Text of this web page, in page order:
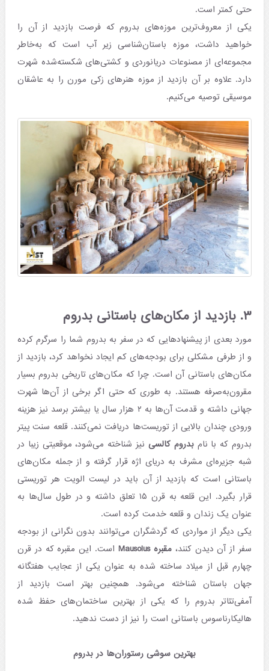
حتی کمتر است.
یکی از معروف‌ترین موزه‌های بدروم که فرصت بازدید از آن را
خواهید داشت، موزه باستان‌شناسی زیر آب است که به‌خاطر
مجموعه‌ای از مصنوعات دریانوردی و کشتی‌های شکسته‌شده‌ شهرت
دارد. علاوه بر آن بازدید از موزه هنرهای زکی مورن را به عاشقان
موسیقی توصیه می‌کنیم.
۳. بازدید از مکان‌های باستانی بدروم
مورد بعدی از پیشنهادهایی که در سفر به بدروم شما را سرگرم کرده
و از طرفی مشکلی برای بودجه‌های کم ایجاد نخواهد کرد، بازدید از
مکان‌های باستانی آن است. چرا که مکان‌های تاریخی بدروم بسیار
مقرون‌به‌صرفه هستند. به طوری که حتی اگر برخی از آن‌ها شهرت
جهانی داشته و قدمت آن‌ها به ۲ هزار سال یا بیشتر برسد نیز هزینه
ورودی چندان بالایی از توریست‌ها دریافت نمی‌کنند. قلعه سنت پیتر
بدروم که با نامبدروم کالسی نیز شناخته می‌شود، موقعیتی زیبا در
شبه جزیره‌ای مشرف به دریای اژه قرار گرفته و از جمله مکان‌های
باستانی است که بازدید از آن باید در لیست الویت هر توریستی
قرار بگیرد. این قلعه به قرن ۱۵ تعلق داشته و در طول سال‌ها به
عنوان یک زندان و قلعه خدمت کرده است.
یکی دیگر از مواردی که گردشگران می‌توانند بدون نگرانی از بودجه
سفر از آن دیدن کنند،مقبره Mausolus
است. این مقبره که در قرن
چهارم قبل از میلاد ساخته شده به عنوان یکی از عجایب هفتگانه
جهان باستان شناخته می‌شود. همچنین بهتر است بازدید از
آمفی‌تئاتر بدروم را که یکی از بهترین ساختمان‌های حفظ شده
هالیکارناسوس باستانی است را نیز از دست ندهید.
بهترین سوشی رستوران‌ها در بدروم